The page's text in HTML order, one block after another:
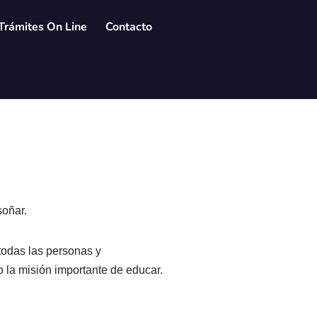
On Line Contacto
las personas y
misión importante de educar.